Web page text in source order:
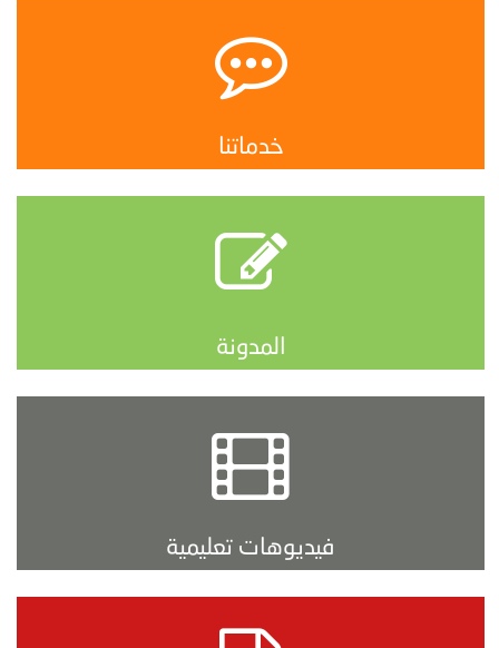
خدماتنا
المدونة
فيديوهات تعليمية